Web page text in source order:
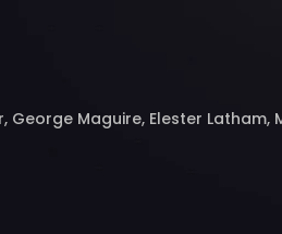
George Maguire, Elester
Gia Mora, Leah Oganyan, Lily
Cara Fuqua